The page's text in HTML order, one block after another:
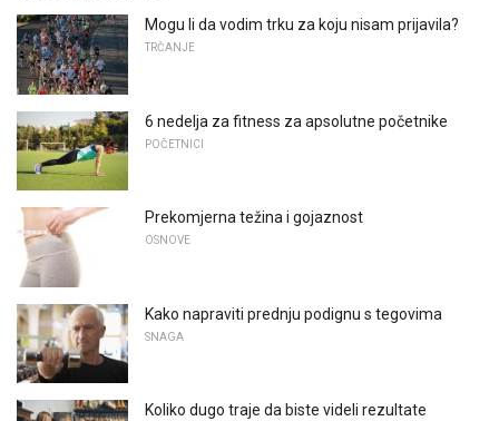
Mogu li da vodim trku za koju nisam prijavila?
TRČANJE
6 nedelja za fitness za apsolutne početnike
POČETNICI
Prekomjerna težina i gojaznost
OSNOVE
Kako napraviti prednju podignu s tegovima
SNAGA
Koliko dugo traje da biste videli rezultate